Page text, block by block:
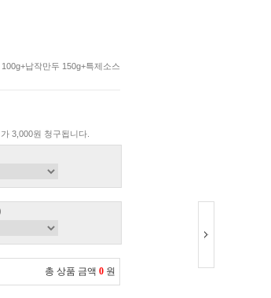
납작만두 150g+특제소스
3,000원 청구됩니다.
총 상품 금액 0 원